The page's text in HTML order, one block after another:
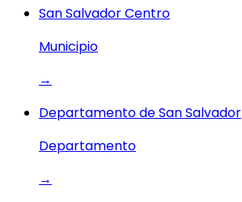
San Salvador Centro
Municipio
→
Departamento de San Salvador
Departamento
→